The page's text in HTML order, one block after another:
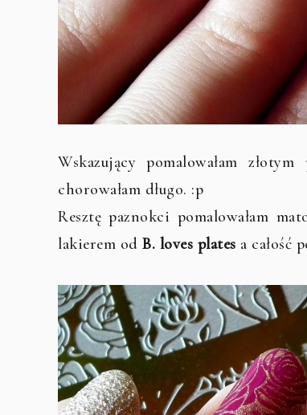
Wskazujący pomalowałam
chorowałam długo. :p
Resztę paznokci pomalowałam
lakierem od B. loves plates a całość